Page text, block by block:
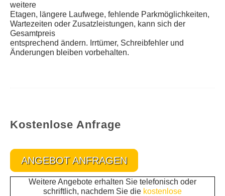
weitere
Etagen, längere Laufwege, fehlende Parkmöglichkeiten,
Wartezeiten oder Zusatzleistungen, kann sich der
Gesamtpreis
entsprechend ändern. Irrtümer, Schreibfehler und
Änderungen bleiben vorbehalten.
Kostenlose Anfrage
ANGEBOT ANFRAGEN
Weitere Angebote erhalten Sie telefonisch oder
schriftlich, nachdem Sie die kostenlose